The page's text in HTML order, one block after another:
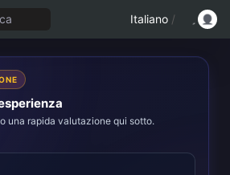
Italiano /
una rapida valutazione qui sotto.